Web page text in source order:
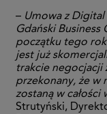
– Umowa z
Gdański
początku tego
jest już
trakcie negocjacji
przekonany, że w
zostaną w całości
Strutyński,